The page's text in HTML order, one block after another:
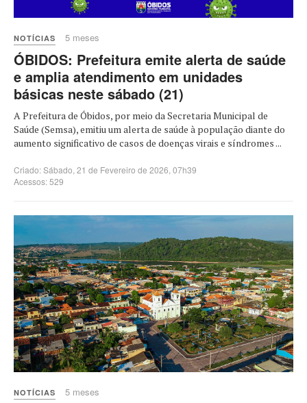
NOTÍCIAS 5 meses
ÓBIDOS: Prefeitura emite alerta de saúde
e amplia atendimento em unidades
básicas neste sábado (21)
A Prefeitura de Óbidos, por meio da Secretaria Municipal de
Saúde (Semsa), emitiu um alerta de saúde à população diante do
aumento significativo de casos de doenças virais e síndromes ...
Criado: Sábado, 21 de Fevereiro de 2026, 07h39
Acessos: 529
NOTÍCIAS 5 meses